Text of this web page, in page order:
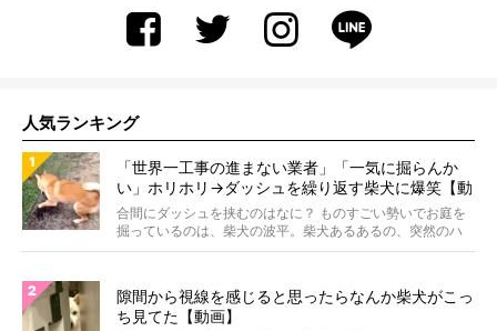
人気ランキング
「世界一工事の進まない業者」「一気に掘らんか
い」ホリホリ→ダッシュを繰り返す柴犬に爆笑【動
画】
合間にダッシュを挟むのはなに？ ものすごい勢いでお庭を
掘っているのは、柴犬の波平。柴犬あるあるの、突然のハ
イテ...
隙間から視線を感じると思ったらなんか柴犬がこっ
ち見てた【動画】